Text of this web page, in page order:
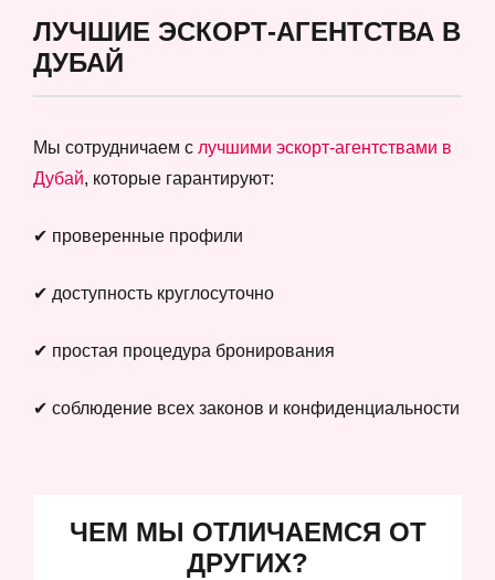
ЛУЧШИЕ ЭСКОРТ-АГЕНТСТВА В
ДУБАЙ
Мы сотрудничаем с лучшими эскорт-агентствами в
Дубай, которые гарантируют:
✔ проверенные профили
✔ доступность круглосуточно
✔ простая процедура бронирования
✔ соблюдение всех законов и конфиденциальности
ЧЕМ МЫ ОТЛИЧАЕМСЯ ОТ
ДРУГИХ?